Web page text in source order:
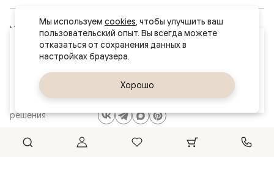
Ваш город
Челябинск
решения
Клиентский центр: 8 800 511 30 95
Почта по общим вопросам:
8800@volhovez.natm.ru
Обратный звонок
Сайт не является публичной офертой
Мы используем cookies, чтобы улучшить ваш
пользовательский опыт. Вы всегда можете
отказаться от сохранения данных в
Хорошо